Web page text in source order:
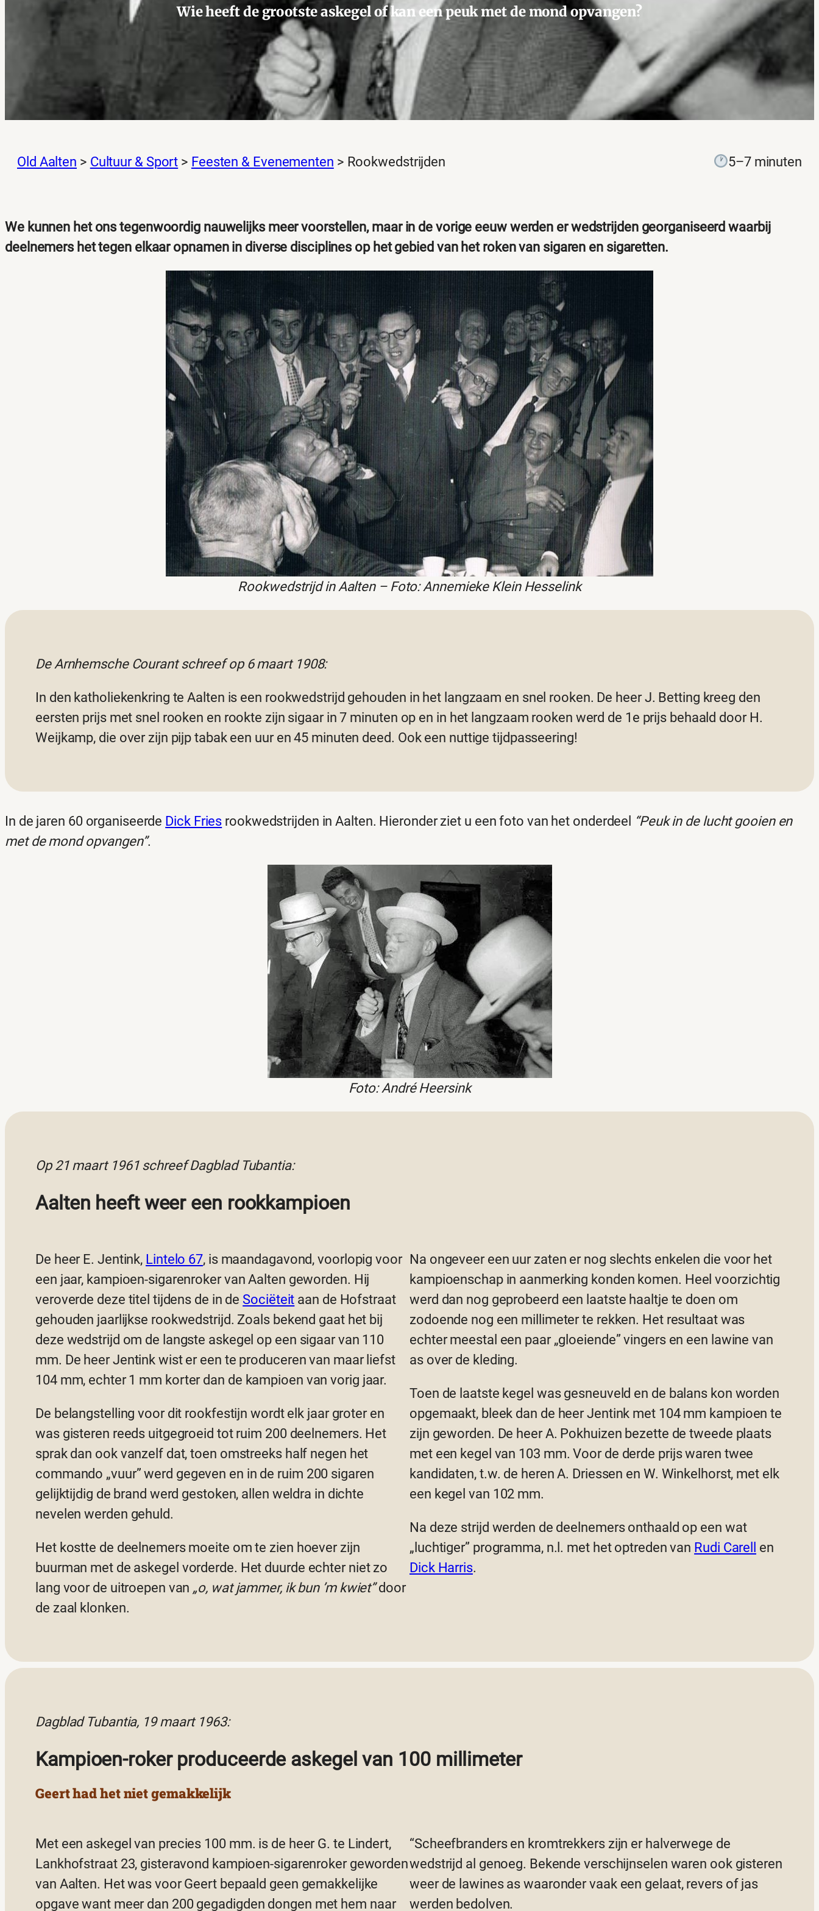
Wie heeft de grootste askegel of kan een peuk met de mond opvangen?
Old Aalten > Cultuur & Sport > Feesten & Evenementen > Rookwedstrijden 5–7 minuten
We kunnen het ons tegenwoordig nauwelijks meer voorstellen, maar in de vorige eeuw werden er wedstrijden georganiseerd waarbij
deelnemers het tegen elkaar opnamen in diverse disciplines op het gebied van het roken van sigaren en sigaretten.
Rookwedstrijd in Aalten – Foto: Annemieke Klein Hesselink
De Arnhemsche Courant schreef op 6 maart 1908:
In den katholiekenkring te Aalten is een rookwedstrijd gehouden in het langzaam en snel rooken. De heer J. Betting kreeg den
eersten prijs met snel rooken en rookte zijn sigaar in 7 minuten op en in het langzaam rooken werd de 1e prijs behaald door H.
Weijkamp, die over zijn pijp tabak een uur en 45 minuten deed. Ook een nuttige tijdpasseering!
In de jaren 60 organiseerde Dick Fries rookwedstrijden in Aalten. Hieronder ziet u een foto van het onderdeel “Peuk in de lucht gooien en
met de mond opvangen”.
Foto: André Heersink
Op 21 maart 1961 schreef Dagblad Tubantia:
Aalten heeft weer een rookkampioen
De heer E. Jentink, Lintelo 67, is maandagavond, voorlopig voor
een jaar, kampioen-sigarenroker van Aalten geworden. Hij
veroverde deze titel tijdens de in de Sociëteit aan de Hofstraat
gehouden jaarlijkse rookwedstrijd. Zoals bekend gaat het bij
deze wedstrijd om de langste askegel op een sigaar van 110
mm. De heer Jentink wist er een te produceren van maar liefst
104 mm, echter 1 mm korter dan de kampioen van vorig jaar.
De belangstelling voor dit rookfestijn wordt elk jaar groter en
was gisteren reeds uitgegroeid tot ruim 200 deelnemers. Het
sprak dan ook vanzelf dat, toen omstreeks half negen het
commando „vuur” werd gegeven en in de ruim 200 sigaren
gelijktijdig de brand werd gestoken, allen weldra in dichte
nevelen werden gehuld.
Het kostte de deelnemers moeite om te zien hoever zijn
buurman met de askegel vorderde. Het duurde echter niet zo
lang voor de uitroepen van „o, wat jammer, ik bun ’m kwiet”door
de zaal klonken.
Na ongeveer een uur zaten er nog slechts enkelen die voor het
kampioenschap in aanmerking konden komen. Heel voorzichtig
werd dan nog geprobeerd een laatste haaltje te doen om
zodoende nog een millimeter te rekken. Het resultaat was
echter meestal een paar „gloeiende” vingers en een lawine van
as over de kleding.
Toen de laatste kegel was gesneuveld en de balans kon worden
opgemaakt, bleek dan de heer Jentink met 104 mm kampioen te
zijn geworden. De heer A. Pokhuizen bezette de tweede plaats
met een kegel van 103 mm. Voor de derde prijs waren twee
kandidaten, t.w. de heren A. Driessen en W. Winkelhorst, met elk
een kegel van 102 mm.
Na deze strijd werden de deelnemers onthaald op een wat
„luchtiger” programma, n.l. met het optreden van Rudi Carell
en
Dick Harris.
Dagblad Tubantia, 19 maart 1963:
Kampioen-roker produceerde askegel van 100 millimeter
Geert had het niet gemakkelijk
Met een askegel van precies 100 mm. is de heer G. te Lindert,
Lankhofstraat 23, gisteravond kampioen-sigarenroker geworden
van Aalten. Het was voor Geert bepaald geen gemakkelijke
opgave want meer dan 200 gegadigden dongen met hem naar
“Scheefbranders en kromtrekkers zijn er halverwege de
wedstrijd al genoeg. Bekende verschijnselen waren ook gisteren
weer de lawines as waaronder vaak een gelaat, revers of jas
werden bedolven.